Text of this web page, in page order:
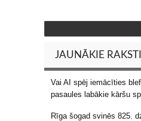
JAUNĀKIE RAKSTI
Vai AI spēj iemācīties
pasaules labākie kāršu
Rīga šogad svinēs 825.